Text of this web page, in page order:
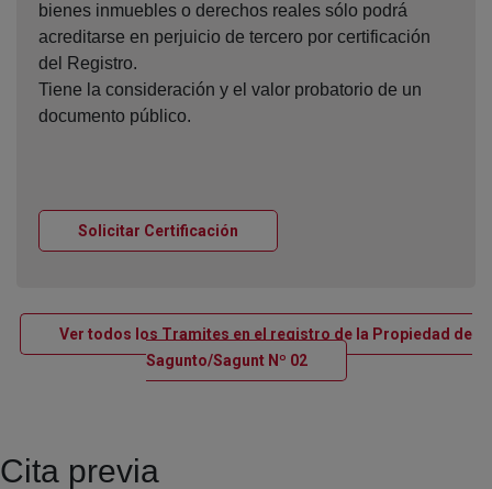
bienes inmuebles o derechos reales sólo podrá
acreditarse en perjuicio de tercero por certificación
del Registro.
Tiene la consideración y el valor probatorio de un
documento público.
Solicitar Certificación
Ver todos los Tramites en el registro de la Propiedad de
Sagunto/Sagunt Nº 02Ventana nueva
Cita previa